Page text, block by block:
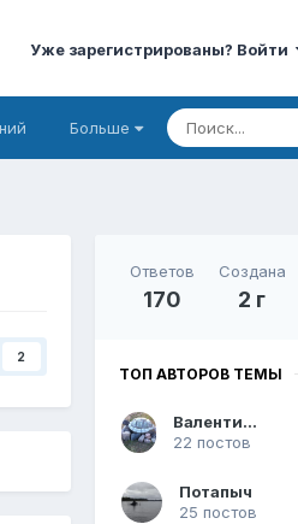
Уже зарегистрированы? Войти
Больше
2
Ответов
170
Создана
2 г
ТОП АВТОРОВ ТЕМЫ
Валентиныч
22 постов
Потапыч
25 постов